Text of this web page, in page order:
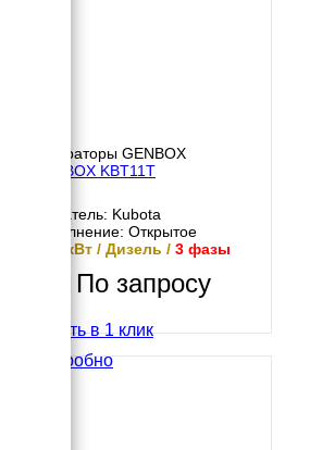
Генераторы GENBOX
GENBOX KBT11T
Двигатель: Kubota
Исполнение: Открытое
10.8 кВт / Дизель / 3 фазы
По запросу
Купить в 1 клик
Подробно